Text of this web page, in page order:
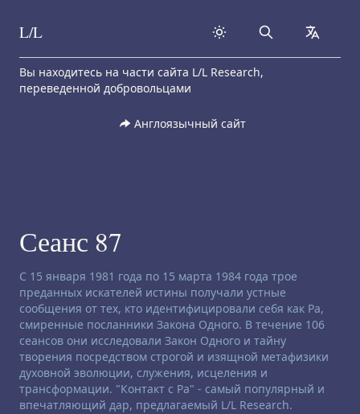
Skip to content
L/L Search
Вы находитесь на части сайта L/L Research,
переведенной добровольцами
Англоязычный сайт
Сеанс 87
Заявление об отказе от ответственности:
С 15 января 1981 года по 15 марта 1984 года трое
преданных искателей истины получали устные
сообщения от тех, кто идентифицировали себя как Ра,
смиренные посланники Закона Одного. В течение 106
сеансов они исследовали Закон Одного и тайну
творения посредством строгой и изящной метафизики
духовной эволюции, служения, исцеления и
трансформации. "Контакт с Ра" - самый популярный и
впечатляющий дар, предлагаемый L/L Research.